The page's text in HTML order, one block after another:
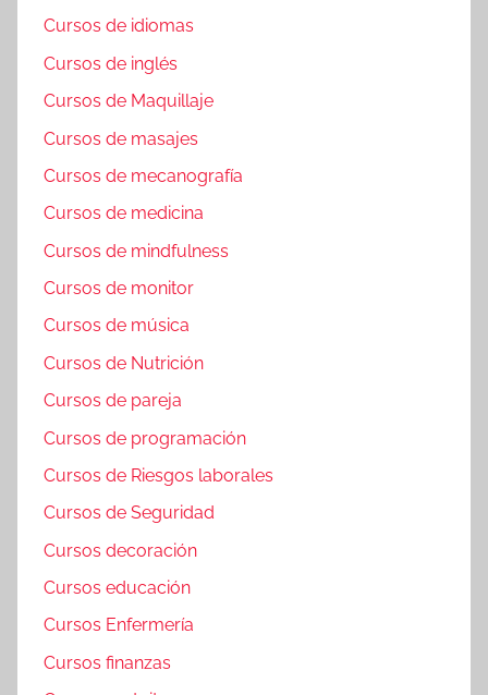
Cursos de idiomas
Cursos de inglés
Cursos de Maquillaje
Cursos de masajes
Cursos de mecanografía
Cursos de medicina
Cursos de mindfulness
Cursos de monitor
Cursos de música
Cursos de Nutrición
Cursos de pareja
Cursos de programación
Cursos de Riesgos laborales
Cursos de Seguridad
Cursos decoración
Cursos educación
Cursos Enfermería
Cursos finanzas